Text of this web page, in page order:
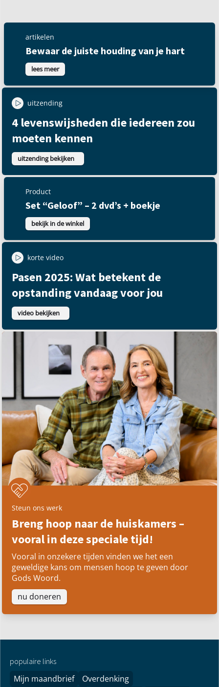
artikelen
Bewaar de juiste houding van je hart
lees meer
uitzending
4 levenswijsheden die iedereen zou
moeten kennen
uitzending bekijken
Product
bekijk in de winkel
Pasen 2025: Wat betekent de
opstanding vandaag voor jou
video bekijken
Breng hoop naar de huiskamers –
vooral in deze speciale tijd!
Vooral in onzekere tijden vinden we het een